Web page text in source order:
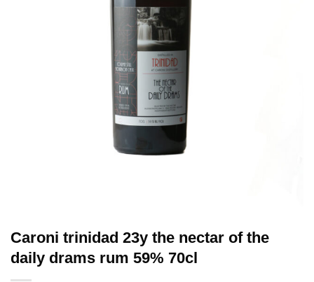
Caroni trinidad 23y the nectar of the
daily drams rum 59% 70cl